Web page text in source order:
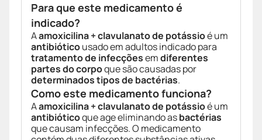
Para que este medicamento é
indicado?
Aamoxicilina + clavulanato de potássioé um
antibióticousado em adultos indicado para
tratamento de infecçõesemdiferentes
partes do corpoque são causadas por
determinados tipos de bactérias.
Como este medicamento funciona?
Aamoxicilina + clavulanato de potássioé um
antibióticoque age eliminando asbactérias
que causam infecções. O medicamento